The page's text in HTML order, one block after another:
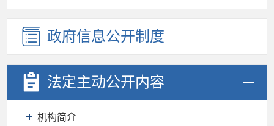
政府信息公开制度
法定主动公开内容
机构简介